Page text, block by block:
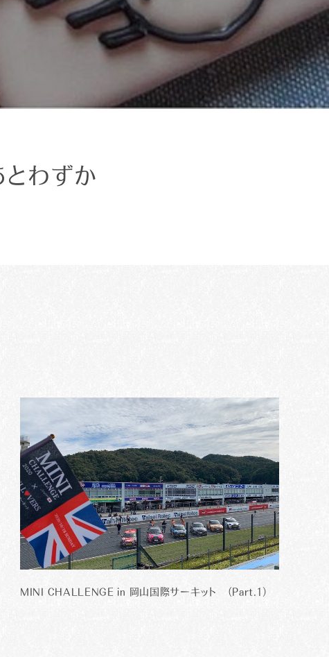
わずか
MINI CHALLENGE in 岡山国際サーキット （Part.1）